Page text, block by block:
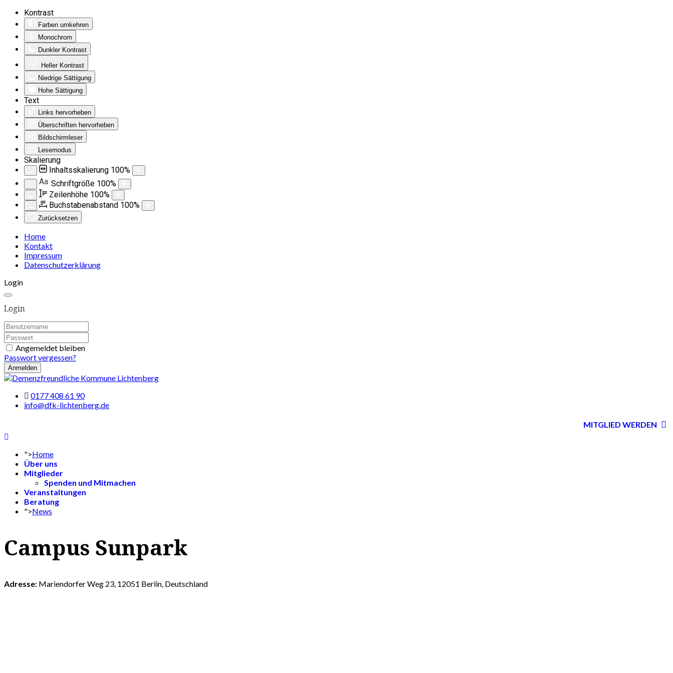
Kontrast
Farben umkehren
Monochrom
Dunkler Kontrast
Heller Kontrast
Niedrige Sättigung
Hohe Sättigung
Text
Links hervorheben
Überschriften hervorheben
Bildschirmleser
Lesemodus
Skalierung
Inhaltsskalierung 100%
Aa Schriftgröße 100%
Zeilenhöhe 100%
Buchstabenabstand 100%
Zurücksetzen
Home
Kontakt
Impressum
Datenschutzerklärung
Login
Login
Angemeldet bleiben
Passwort vergessen?
Anmelden
0177 408 61 90
info@dfk-lichtenberg.de
MITGLIED WERDEN
">Home
Über uns
Mitglieder
Spenden und Mitmachen
Veranstaltungen
Beratung
">News
Campus Sunpark
Adresse: Mariendorfer Weg 23, 12051 Berlin, Deutschland